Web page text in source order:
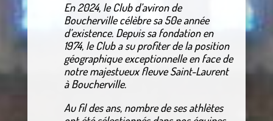
En 2024, le Club d’aviron de
Boucherville célèbre sa 50e année
d’existence. Depuis sa fondation en
1974, le Club a su profiter de la position
géographique exceptionnelle en face de
notre majestueux fleuve Saint-Laurent
à Boucherville.
Au fil des ans, nombre de ses athlètes